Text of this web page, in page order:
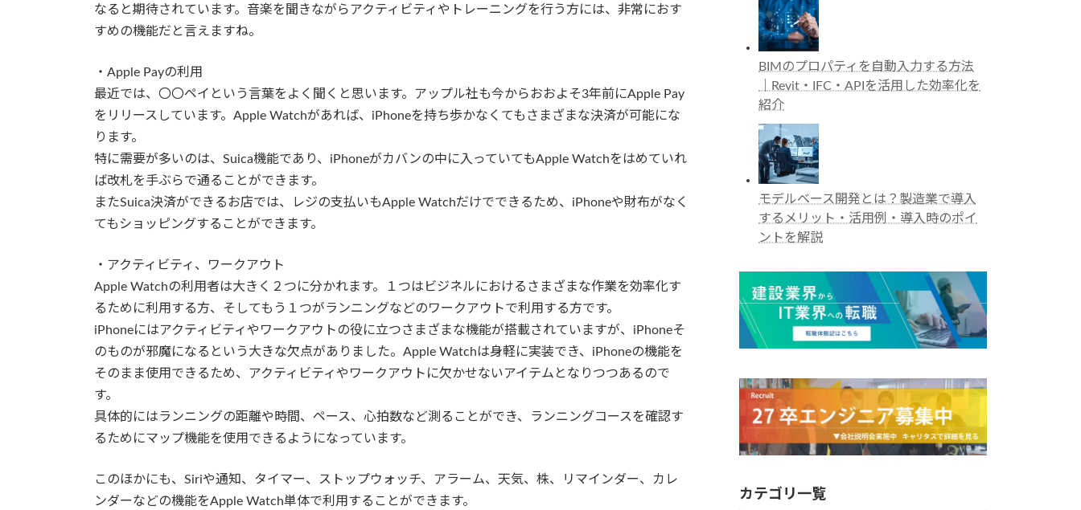
なると期待されています。音楽を聞きながらアクティビティやトレーニングを行う方には、非常におす
すめの機能だと言えますね。
・Apple Payの利用
最近では、〇〇ペイという言葉をよく聞くと思います。アップル社も今からおおよそ3年前にApple Pay
をリリースしています。Apple Watchがあれば、iPhoneを持ち歩かなくてもさまざまな決済が可能にな
ります。
特に需要が多いのは、Suica機能であり、iPhoneがカバンの中に入っていてもApple Watchをはめていれ
ば改札を手ぶらで通ることができます。
またSuica決済ができるお店では、レジの支払いもApple Watchだけでできるため、iPhoneや財布がなく
てもショッピングすることができます。
・アクティビティ、ワークアウト
Apple Watchの利用者は大きく２つに分かれます。１つはビジネルにおけるさまざまな作業を効率化す
るために利用する方、そしてもう１つがランニングなどのワークアウトで利用する方です。
iPhoneにはアクティビティやワークアウトの役に立つさまざまな機能が搭載されていますが、iPhoneそ
のものが邪魔になるという大きな欠点がありました。Apple Watchは身軽に実装でき、iPhoneの機能を
そのまま使用できるため、アクティビティやワークアウトに欠かせないアイテムとなりつつあるので
す。
具体的にはランニングの距離や時間、ペース、心拍数など測ることができ、ランニングコースを確認す
るためにマップ機能を使用できるようになっています。
このほかにも、Siriや通知、タイマー、ストップウォッチ、アラーム、天気、株、リマインダー、カレ
ンダーなどの機能をApple Watch単体で利用することができます。
BIMのプロパティを自動入力する方法
｜Revit・IFC・APIを活用した効率化を
紹介
モデルベース開発とは？製造業で導入
するメリット・活用例・導入時のポイ
ントを解説
カテゴリ一覧